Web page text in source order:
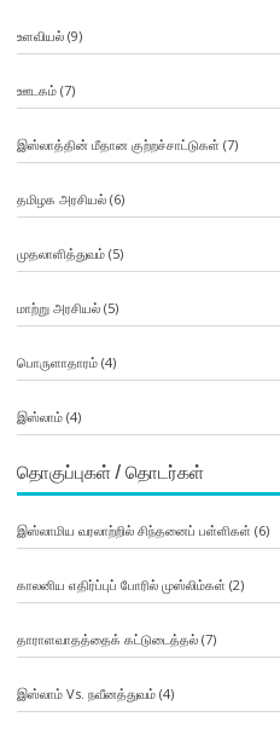
உளவியல்(9)
ஊடகம்(7)
இஸ்லாத்தின் மீதான குற்றச்சாட்டுகள் (7)
தமிழக அரசியல்(6)
முதலாளித்துவம்(5)
மாற்று அரசியல்(5)
பொருளாதாரம்(4)
இஸ்லாம்(4)
தொகுப்புகள் / தொடர்கள்
இஸ்லாமிய வரலாற்றில் சிந்தனைப் பள்ளிகள் (6)
காலனிய எதிர்ப்புப் போரில் முஸ்லிம்கள் (2)
தாராளவாதத்தைக் கட்டுடைத்தல்(7)
இஸ்லாம் Vs. நவீனத்துவம்(4)